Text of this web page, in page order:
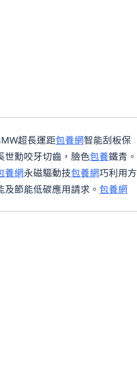
超長運距包養網智能刮板保
世勳咬牙切齒，臉色包養鐵青。
養網永磁驅動技包養網巧利用方
及節能低碳應用請求。 包養網